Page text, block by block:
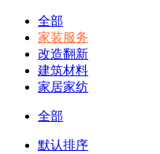
全部
家装服务
改造翻新
建筑材料
家居家纺
全部
默认排序